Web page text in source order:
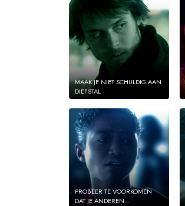
MAAK JE NIET SCHULDIG AAN
DIEFSTAL
PROBEER TE VOORKOMEN
DAT JE ANDEREN...